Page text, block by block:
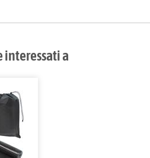
interessati a